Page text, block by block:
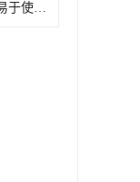
服务满意度评价软件 易于使用 及时提供反馈